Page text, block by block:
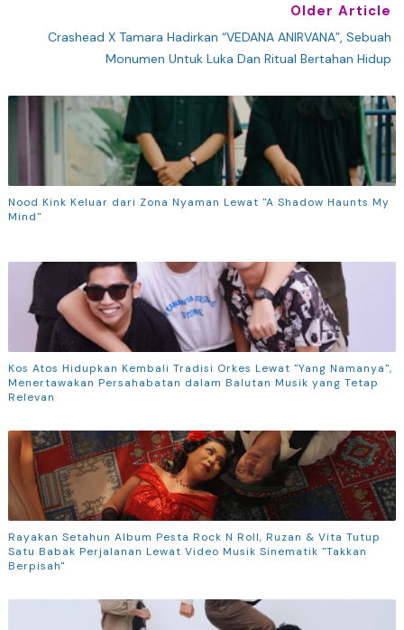
Older Article
Crashead X Tamara Hadirkan “VEDANA ANIRVANA”, Sebuah
Monumen Untuk Luka Dan Ritual Bertahan Hidup
Nood Kink Keluar dari Zona Nyaman Lewat "A Shadow Haunts My
Mind"
Kos Atos Hidupkan Kembali Tradisi Orkes Lewat "Yang Namanya",
Menertawakan Persahabatan dalam Balutan Musik yang Tetap
Relevan
Rayakan Setahun Album Pesta Rock N Roll, Ruzan & Vita Tutup
Satu Babak Perjalanan Lewat Video Musik Sinematik "Takkan
Berpisah"